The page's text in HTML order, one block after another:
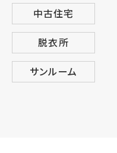
中古住宅
脱衣所
サンルーム